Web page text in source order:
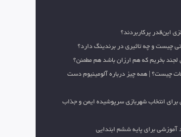
این‌قدر پرکاربردند؟
چیست و چه تاثیری در برندینگ دارد؟
لجند بخریم که هم ارزان باشد هم مطمئن؟
چیست؟ | همه چیز درباره آلومینیوم دست
برای انتخاب شهربازی سرپوشیده ایمن و جذاب
برای پایه ششم ابتدایی